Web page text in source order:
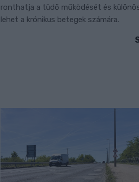
ronthatja a tüdő működését és
lehet a krónikus betegek számára.